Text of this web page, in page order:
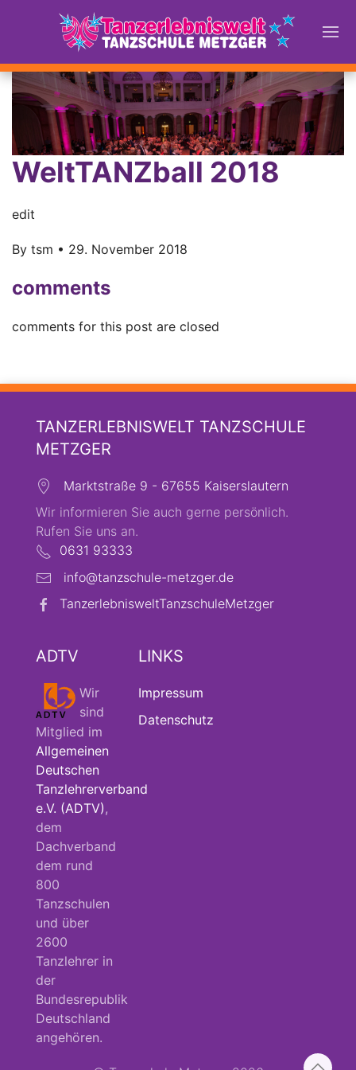
WeltTANZball 2018
edit
By tsm • 29. November 2018
comments
comments for this post are closed
TANZERLEBNISWELT TANZSCHULE
METZGER
Marktstraße 9 - 67655 Kaiserslautern
Wir informieren Sie auch gerne persönlich.
Rufen Sie uns an.
0631 93333
info@tanzschule-metzger.de
TanzerlebnisweltTanzschuleMetzger
ADTV
Wir
sind
Mitglied im
Allgemeinen
Deutschen
Tanzlehrerverband
e.V. (ADTV),
dem
Dachverband
dem rund
800
Tanzschulen
und über
2600
Tanzlehrer in
der
Bundesrepublik
Deutschland
angehören.
LINKS
Impressum
Datenschutz